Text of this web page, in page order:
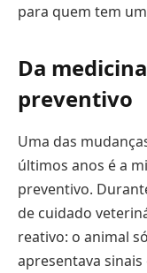
para quem tem
Da
preventivo
Uma das
últimos anos é a
preventivo.
de cuidado
reativo: o animal
apresentava